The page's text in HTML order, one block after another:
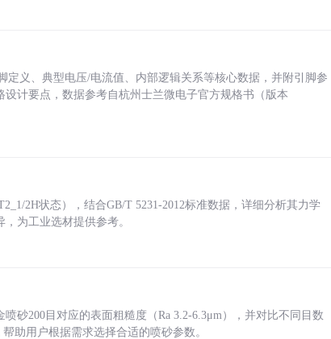
定义、典型电压/电流值、内部逻辑关系等核心数据，并附引脚参
计要点，数据参考自杭州士兰微电子官方规格书（版本
2H状态），结合GB/T 5231-2012标准数据，详细分析其力学
为工业选材提供参考。
砂200目对应的表面粗糙度（Ra 3.2-6.3μm），并对比不同目数
助用户根据需求选择合适的喷砂参数。